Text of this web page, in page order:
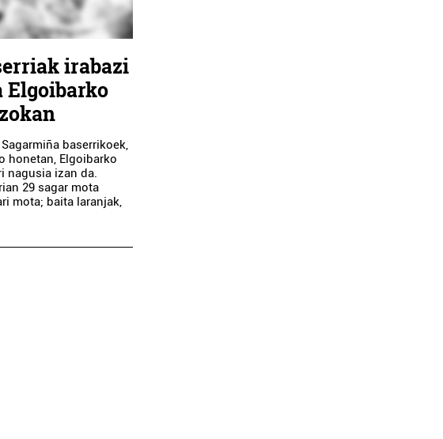
irabazi
baserrikoek,
honetan, Elgoibarko
nagusia izan da.
29 sagar mota
mota; baita laranjak,